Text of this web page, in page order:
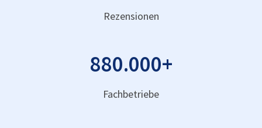
Rezensionen
880.000+
Fachbetriebe